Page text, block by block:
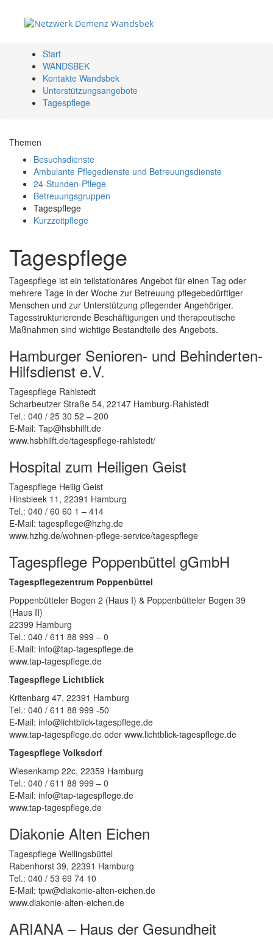
Start
WANDSBEK
Kontakte Wandsbek
Unterstützungsangebote
Tagespflege
Themen
Besuchsdienste
Ambulante Pflegedienste und Betreuungsdienste
24-Stunden-Pflege
Betreuungsgruppen
Tagespflege
Kurzzeitpflege
Tagespflege
Tagespflege ist ein teilstationäres Angebot für einen Tag oder
mehrere Tage in der Woche zur Betreuung pflegebedürftiger
Menschen und zur Unterstützung pflegender Angehöriger.
Tagesstrukturierende Beschäftigungen und therapeutische
Maßnahmen sind wichtige Bestandteile des Angebots.
Hamburger Senioren- und Behinderten-
Hilfsdienst e.V.
Tagespflege Rahlstedt
Scharbeutzer Straße 54, 22147 Hamburg-Rahlstedt
Tel.: 040 / 25 30 52 – 200
E-Mail: Tap@hsbhilft.de
www.hsbhilft.de/tagespflege-rahlstedt/
Hospital zum Heiligen Geist
Tagespflege Heilig Geist
Hinsbleek 11, 22391 Hamburg
Tel.: 040 / 60 60 1 – 414
E-Mail: tagespflege@hzhg.de
www.hzhg.de/wohnen-pflege-service/tagespflege
Tagespflege Poppenbüttel gGmbH
Tagespflegezentrum Poppenbüttel
Poppenbütteler Bogen 2 (Haus I) & Poppenbütteler Bogen 39
(Haus II)
22399 Hamburg
Tel.: 040 / 611 88 999 – 0
E-Mail: info@tap-tagespflege.de
www.tap-tagespflege.de
Tagespflege Lichtblick
Kritenbarg 47, 22391 Hamburg
Tel.: 040 / 611 88 999 -50
E-Mail: info@lichtblick-tagespflege.de
www.tap-tagespflege.de oder www.lichtblick-tagespflege.de
Tagespflege Volksdorf
Wiesenkamp 22c, 22359 Hamburg
Tel.: 040 / 611 88 999 – 0
E-Mail: info@tap-tagespflege.de
www.tap-tagespflege.de
Diakonie Alten Eichen
Tagespflege Wellingsbüttel
Rabenhorst 39, 22391 Hamburg
Tel.: 040 / 53 69 74 10
E-Mail: tpw@diakonie-alten-eichen.de
www.diakonie-alten-eichen.de
ARIANA – Haus der Gesundheit